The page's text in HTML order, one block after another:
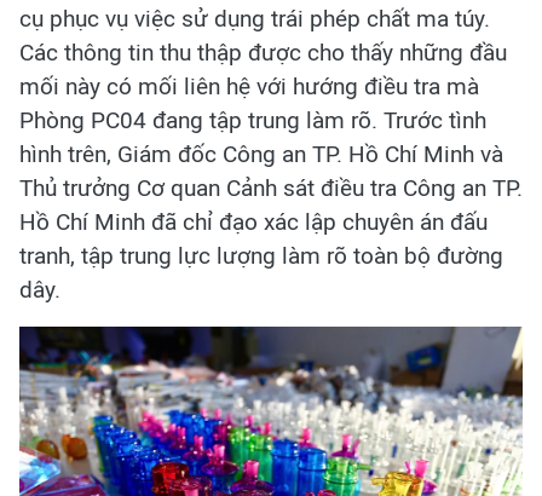
cụ phục vụ việc sử dụng trái phép chất ma túy.
Các thông tin thu thập được cho thấy những đầu
mối này có mối liên hệ với hướng điều tra mà
Phòng PC04 đang tập trung làm rõ. Trước tình
hình trên, Giám đốc Công an TP. Hồ Chí Minh và
Thủ trưởng Cơ quan Cảnh sát điều tra Công an TP.
Hồ Chí Minh đã chỉ đạo xác lập chuyên án đấu
tranh, tập trung lực lượng làm rõ toàn bộ đường
dây.